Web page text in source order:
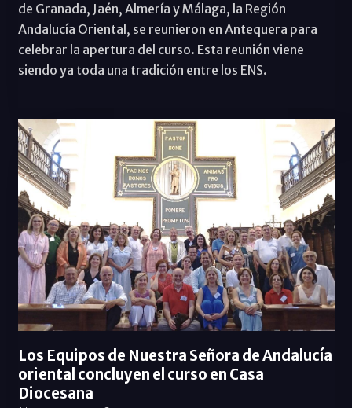
de Granada, Jaén, Almería y Málaga, la Región
Andalucía Oriental, se reunieron en Antequera para
celebrar la apertura del curso. Esta reunión viene
siendo ya toda una tradición entre los ENS.
Los Equipos de Nuestra Señora de Andalucía
oriental concluyen el curso en Casa
Diocesana